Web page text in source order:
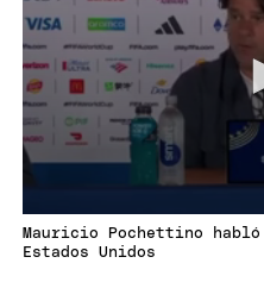
Mauricio Pochettino
Estados Unidos